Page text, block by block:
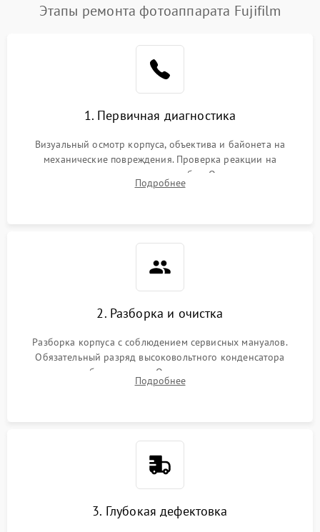
Этапы ремонта фотоаппарата Fujifilm
1. Первичная диагностика
Визуальный осмотр корпуса, объектива и байонета на
механические повреждения. Проверка реакции на
включение, считывание кодов ошибок. Оценка состояния
матрицы и затвора, проверка работы автофокуса и вспышки.
Подробнее
2. Разборка и очистка
Разборка корпуса с соблюдением сервисных мануалов.
Обязательный разряд высоковольтного конденсатора
вспышки для безопасности. Очистка внутренних узлов от
пыли, песка и следов влаги с помощью спецсредств.
Подробнее
3. Глубокая дефектовка